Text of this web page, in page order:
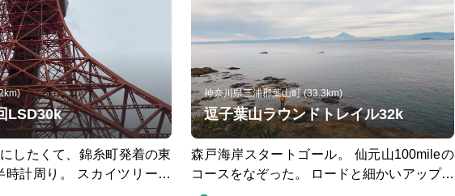
LSD30k
したくて、錦糸町発着の東
時計周り。 スカイツリー、
、東京タワー、レインボー
神奈川県三浦郡葉山町 (33.3km)
逗子葉山ラウンドトレイル32k
森戸海岸スタートゴール。 仙元山100mileの
コースをなぞった。 ロードと細かいアップダ
ウンが続くトレイルのmix。 UTMFの練習に